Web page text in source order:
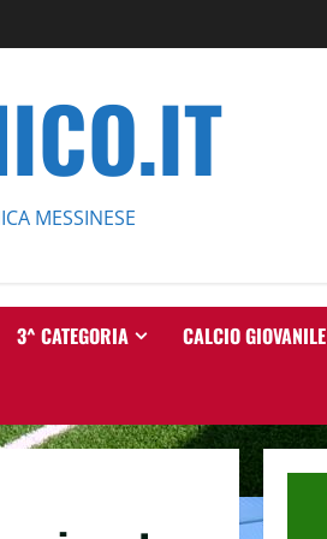
MESSINESE
3^ CATEGORIA CALCIO GIOVANILE